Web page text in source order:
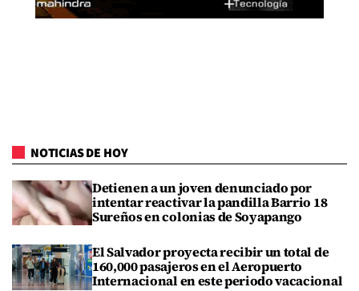
NOTICIAS DE HOY
Detienen a un joven denunciado por
intentar reactivar la pandilla Barrio 18
Sureños en colonias de Soyapango
El Salvador proyecta recibir un total de
160,000 pasajeros en el Aeropuerto
Internacional en este periodo vacacional